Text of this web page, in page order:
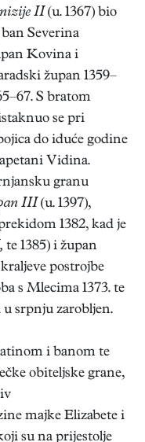
II (u. 1367) bio
Severina
Kovina i
župan 1359–
S bratom
se pri
do iduće godine
Vidina.
granu
III (u. 1397),
1382, kad je
te 1385) i župan
postrojbe
s Mlecima 1373. te
srpnju zarobljen.
i banom te
obiteljske grane,
majke Elizabete i
su na prijestolje